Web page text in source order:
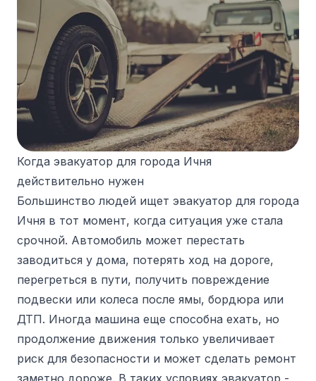
Когда эвакуатор для города Ичня
действительно нужен
Большинство людей ищет эвакуатор для города
Ичня в тот момент, когда ситуация уже стала
срочной. Автомобиль может перестать
заводиться у дома, потерять ход на дороге,
перегреться в пути, получить повреждение
подвески или колеса после ямы, бордюра или
ДТП. Иногда машина еще способна ехать, но
продолжение движения только увеличивает
риск для безопасности и может сделать ремонт
заметно дороже. В таких условиях эвакуатор -